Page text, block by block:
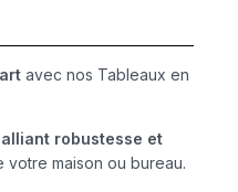
avec nos Tableaux en
alliant robustesse et
votre maison ou bureau.